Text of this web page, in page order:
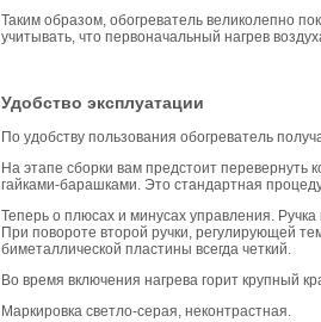
Таким образом, обогреватель великолепно
учитывать, что первоначальный нагрев
Удобство эксплуатации
По удобству пользования обогреватель
На этапе сборки вам предстоит перевернуть
гайками-барашками. Это стандартная
Теперь о плюсах и минусах управления.
При повороте второй ручки, регулирующей
биметаллической пластины всегда четкий.
Во время включения нагрева горит крупный
Маркировка светло-серая, неконтрастная.